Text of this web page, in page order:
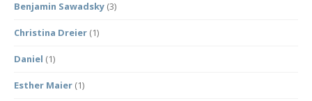
Benjamin Sawadsky (3)
Christina Dreier (1)
Daniel (1)
Esther Maier (1)